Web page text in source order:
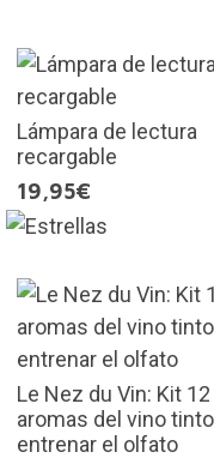
Lámpara de lectura
recargable
19,95€
Le Nez du Vin: Kit 12
aromas del vino
entrenar el olfato